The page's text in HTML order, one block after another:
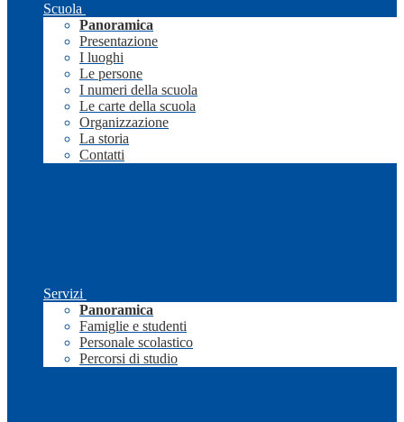
Scuola
Panoramica
Presentazione
I luoghi
Le persone
I numeri della scuola
Le carte della scuola
Organizzazione
La storia
Contatti
Servizi
Panoramica
Famiglie e studenti
Personale scolastico
Percorsi di studio